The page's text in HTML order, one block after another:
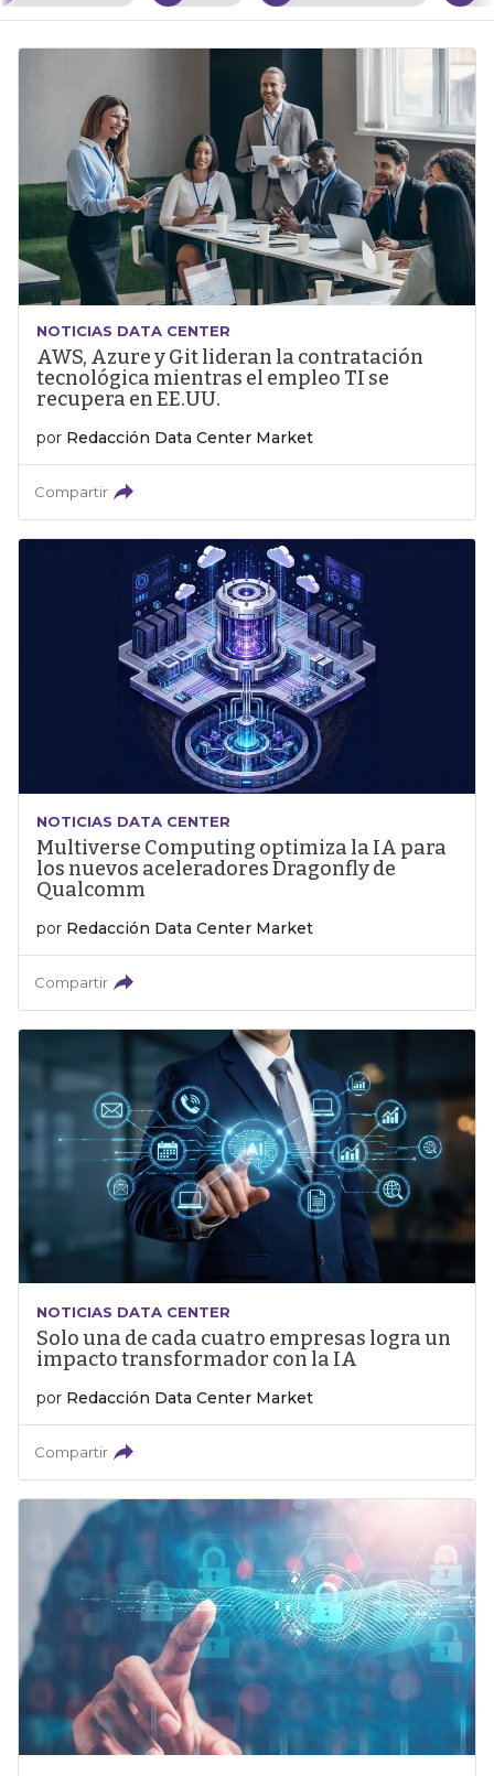
NOTICIAS DATA CENTER
AWS, Azure y Git lideran la contratación
tecnológica mientras el empleo TI se
recupera en EE.UU.
por Redacción Data Center Market
Compartir
NOTICIAS DATA CENTER
Multiverse Computing optimiza la IA para
los nuevos aceleradores Dragonfly de
Qualcomm
por Redacción Data Center Market
Compartir
NOTICIAS DATA CENTER
Solo una de cada cuatro empresas logra un
impacto transformador con la IA
por Redacción Data Center Market
Compartir